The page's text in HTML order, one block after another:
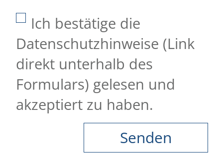
Ich bestätige die
Datenschutzhinweise (Link
direkt unterhalb des
Formulars) gelesen und
akzeptiert zu haben.